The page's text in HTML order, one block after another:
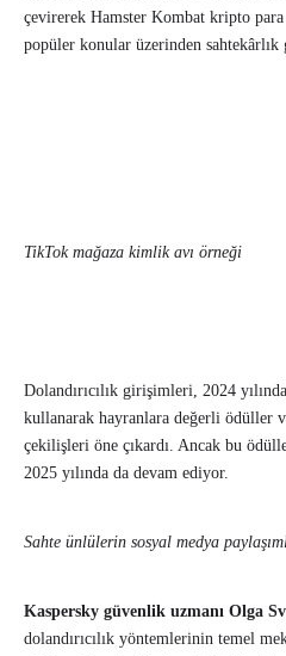
çevirerek Hamster Kombat kripto
popüler konular üzerinden
TikTok mağaza kimlik avı örneği
Dolandırıcılık girişimleri, 2024
kullanarak hayranlara değerli ödüller
çekilişleri öne çıkardı. Ancak bu
2025 yılında da devam ediyor.
Sahte ünlülerin sosyal medya
Kaspersky güvenlik uzmanı Olga
dolandırıcılık yöntemlerinin temel